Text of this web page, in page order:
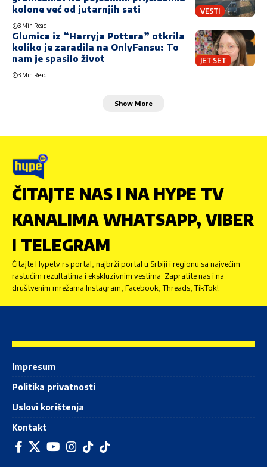
VESTI
kolone već od jutarnjih sati
3 Min Read
JET SET
Glumica iz “Harryja Pottera” otkrila
koliko je zaradila na OnlyFansu: To
nam je spasilo život
3 Min Read
Show More
ČITAJTE NAS I NA HYPE TV
KANALIMA WHATSAPP, VIBER
I TELEGRAM
Čitajte Hypetv.rs portal, najbrži portal u Srbiji i regionu sa najvećim
rastućim rezultatima i ekskluzivnim vestima. Zapratite nas i na
društvenim mrežama Instagram, Facebook, Threads, TikTok!
Impresum
Politika privatnosti
Uslovi korištenja
Kontakt